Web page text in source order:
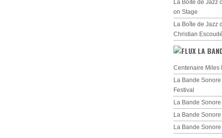
La Boîte de Jazz
on Stage
La Boîte de Jazz
Christian
LA
Centenaire Miles
La Bande
Festival
La Bande
La Bande
La Bande